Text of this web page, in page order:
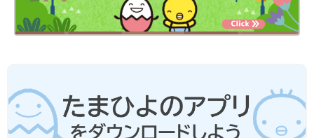
――あんなさんとはひと回り以上歳が離れているかと思います
が、つき合った当初は年齢差を感じることはありましたか？
識していました。自分の中で45歳までに結婚をしたいなと思って
いたので。